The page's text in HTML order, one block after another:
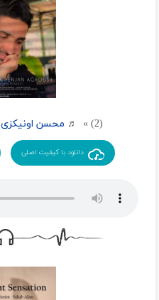
(2) » ♬ محسن اونیکزی
دانلود با کیفیت اصلی